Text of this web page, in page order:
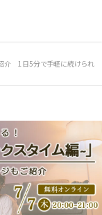
紹介 1日5分で手軽に続けられ